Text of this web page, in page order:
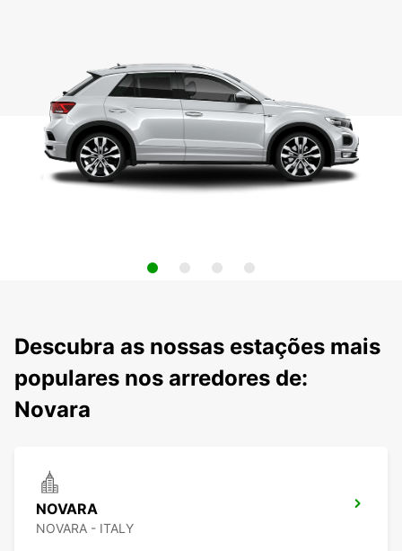
Descubra as nossas estações mais
populares nos arredores de:
Novara
NOVARA
NOVARA - ITALY